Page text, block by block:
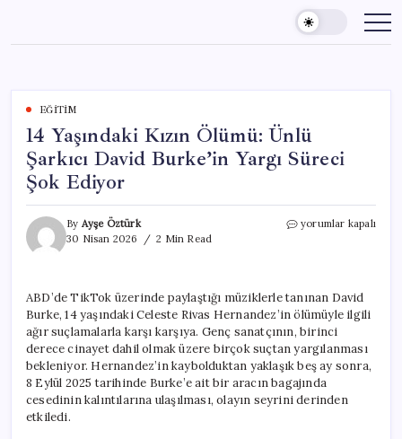
content
EĞITIM
14 Yaşındaki Kızın Ölümü: Ünlü
Şarkıcı David Burke’in Yargı Süreci
Şok Ediyor
By Ayşe Öztürk
30 Nisan 2026
2 Min Read
14
Şarkıcı
David
Burke’in
Yargı
Süreci
Şok
Ediyor
için
yorumlar kapalı
ABD’de TikTok üzerinde paylaştığı müziklerle tanınan David
Burke, 14 yaşındaki Celeste Rivas Hernandez’in ölümüyle ilgili
ağır suçlamalarla karşı karşıya. Genç sanatçının, birinci
derece cinayet dahil olmak üzere birçok suçtan yargılanması
bekleniyor. Hernandez’in kaybolduktan yaklaşık beş ay sonra,
8 Eylül 2025 tarihinde Burke’e ait bir aracın bagajında
cesedinin kalıntılarına ulaşılması, olayın seyrini derinden
etkiledi.